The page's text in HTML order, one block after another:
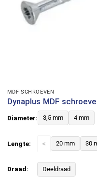
MDF SCHROEVEN
Dynaplus MDF
Diameter: 3,5 mm 4 mm
Lengte: < 20 mm 30
Draad: Deeldraad